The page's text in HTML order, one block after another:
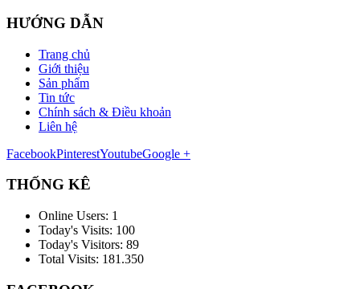
HƯỚNG DẪN
Trang chủ
Giới thiệu
Sản phẩm
Tin tức
Chính sách & Điều khoản
Liên hệ
FacebookPinterestYoutubeGoogle +
THỐNG KÊ
Online Users: 1
Today's Visits: 100
Today's Visitors: 89
Total Visits: 181.350